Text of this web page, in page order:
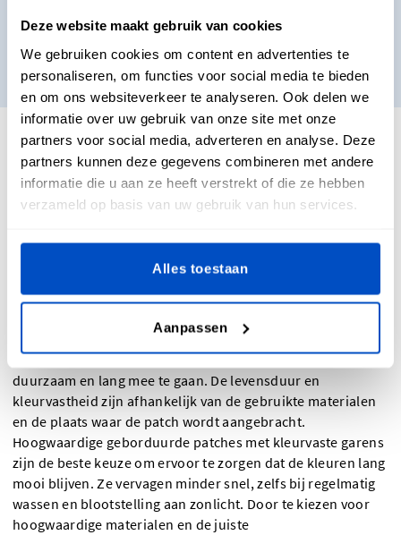
Deze website maakt gebruik van cookies
We gebruiken cookies om content en advertenties te
personaliseren, om functies voor social media te bieden
en om ons websiteverkeer te analyseren. Ook delen we
informatie over uw gebruik van onze site met onze
partners voor social media, adverteren en analyse. Deze
partners kunnen deze gegevens combineren met andere
informatie die u aan ze heeft verstrekt of die ze hebben
verzameld op basis van uw gebruik van hun services.
Alles toestaan
Aanpassen
Samples voor mij
Veelgestelde vragen over
onze gepersonaliseerde
naampatches
Vervagen gepersonaliseerde naampatches?
duurzaam en lang mee te gaan. De levensduur en
kleurvastheid zijn afhankelijk van de gebruikte materialen
en de plaats waar de patch wordt aangebracht.
Hoogwaardige geborduurde patches met kleurvaste garens
zijn de beste keuze om ervoor te zorgen dat de kleuren lang
mooi blijven. Ze vervagen minder snel, zelfs bij regelmatig
wassen en blootstelling aan zonlicht. Door te kiezen voor
hoogwaardige materialen en de juiste